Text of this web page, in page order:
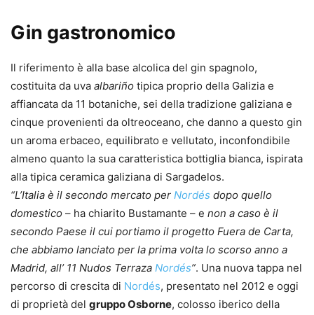
Gin gastronomico
Il riferimento è alla base alcolica del gin spagnolo,
costituita da uva albariño tipica proprio della Galizia e
affiancata da 11 botaniche, sei della tradizione galiziana e
cinque provenienti da oltreoceano, che danno a questo gin
un aroma erbaceo, equilibrato e vellutato, inconfondibile
almeno quanto la sua caratteristica bottiglia bianca, ispirata
alla tipica ceramica galiziana di Sargadelos.
“L’Italia è il secondo mercato per Nordés dopo quello
domestico – ha chiarito Bustamante – e non a caso è il
secondo Paese il cui portiamo il progetto Fuera de Carta,
che abbiamo lanciato per la prima volta lo scorso anno a
Madrid, all’ 11 Nudos Terraza Nordés”. Una nuova tappa nel
percorso di crescita di Nordés, presentato nel 2012 e oggi
di proprietà del gruppo Osborne, colosso iberico della